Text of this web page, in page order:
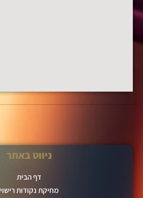
ניווט באתר
דף הבית
מחיקת נקודות רישוי